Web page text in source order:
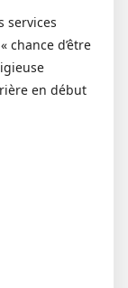
services
chance d’être
en début